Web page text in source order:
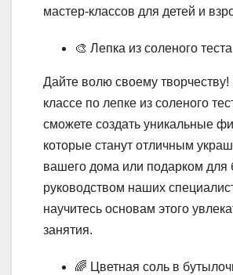
мастер-классов для детей и
🎨 Лепка из соленого теста
Дайте волю своему
классе по лепке из соленого
сможете создать уникальные
которые станут отличным
вашего дома или подарком для
руководством наших
научитесь основам этого
занятия.
🌈 Цветная соль в